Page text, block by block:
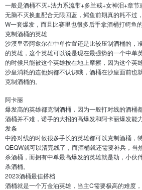
一般是酒桶不灭+法力系流带+多兰戒+女神泪+章节
无脑不灭换血配合无限回蓝，鳄鱼前期真的耗不过
W一套爆发，而且比赛里也很多后手拿酒桶打鳄鱼的
克制酒桶的英雄
沙漠皇帝阿兹尔在中单位置还是比较压制酒桶的，
的英雄，这个英雄可以说是现在最强势的一个中单
的时候只能被这个英雄按在地上摩擦，因为这个英
沙皇消耗的连他妈都不认识哦，酒桶在沙皇面前也
克制酒桶的。
阿卡丽
爆发高的英雄都克制酒桶，因为一般打对线的酒桶
酒桶并不难，诺手的大招的高爆发和阿卡丽爆发能
发条
中路对线的时候很多手长的英雄都可以克制酒桶，
QEQW就可以清完线了，而酒桶就还需要补兵，当
杀酒桶，而拥有中单最高爆发的英雄就是劫，小伙
杀酒桶。
2023酒桶最佳搭档
酒桶就是一个万金油英雄，当主C需要极高的难度